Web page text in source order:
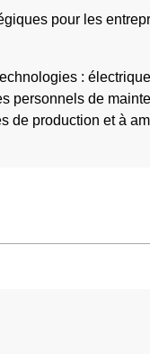
pour les
:
personnels de
de production et à